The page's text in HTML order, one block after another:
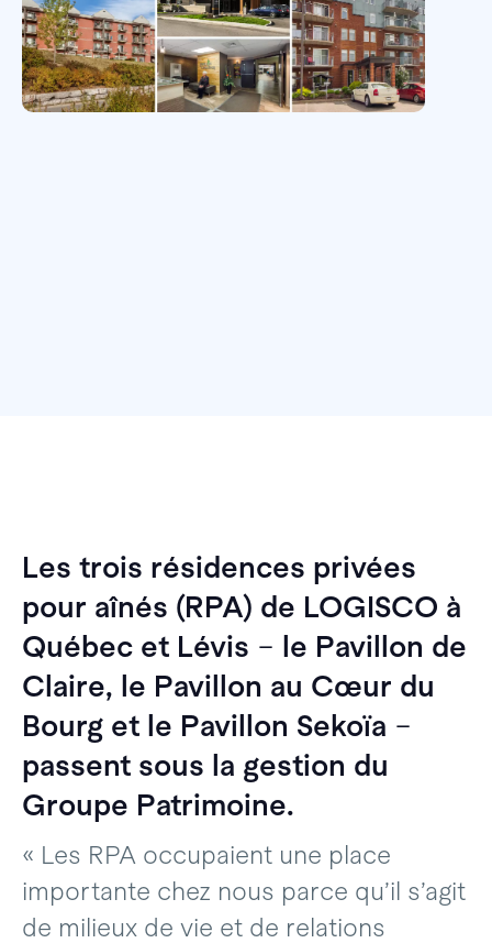
Les trois résidences privées
pour aînés (RPA) de LOGISCO à
Québec et Lévis – le Pavillon de
Claire, le Pavillon au Cœur du
Bourg et le Pavillon Sekoïa –
passent sous la gestion du
Groupe Patrimoine.
« Les RPA occupaient une place
importante chez nous parce qu’il s’agit
de milieux de vie et de relations